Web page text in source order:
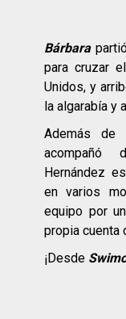
Bárbara
para cruzar el
Unidos, y
la algarabía y
Además de
acompañó
Hernández
en varios
equipo por
propia cuenta
¡Desde